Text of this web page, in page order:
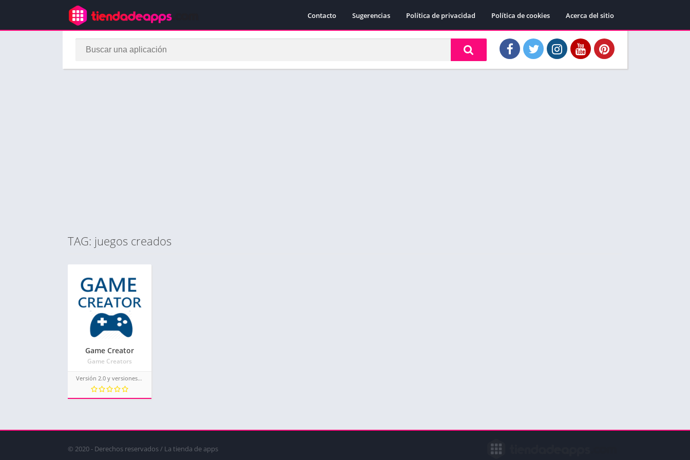
Contacto Sugerencias Política de privacidad Política de cookies Acerca del sitio
TAG: juegos creados
Game Creator
Game Creators
Versión 2.0 y versiones posteriores
© 2020 - Derechos reservados / La tienda de apps